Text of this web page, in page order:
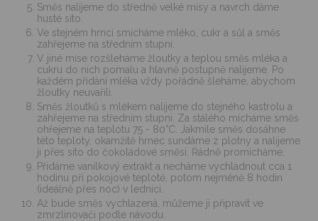
Směs nalijeme do středně velké mísy a navrch dáme
husté síto.
Ve stejném hrnci smícháme mléko, cukr a sůl a směs
zahřejeme na středním stupni.
V jiné míse rozšleháme žloutky a teplou směs mléka a
cukru do nich pomalu a hlavně postupně nalijeme. Po
každém přidání mléka vždy pořádně šleháme, abychom
žloutky neuvařili.
Směs žloutků s mlékem nalijeme do stejného kastrolu a
zahřejeme na středním stupni. Za stálého mícháme směs
ohřejeme na teplotu 75 - 80°C. Jakmile směs dosáhne
této teploty, okamžitě hrnec sundáme z plotny a nalijeme
ji přes síto do čokoládové směsi. Řádně promícháme.
Přidáme vanilkový extrakt a necháme vychladnout cca 1
hodinu při pokojové teplotě, potom nejméně 8 hodin
(ideálně přes noc) v lednici.
Až bude směs vychlazená, můžeme ji připravit ve
zmrzlinovači podle návodu.